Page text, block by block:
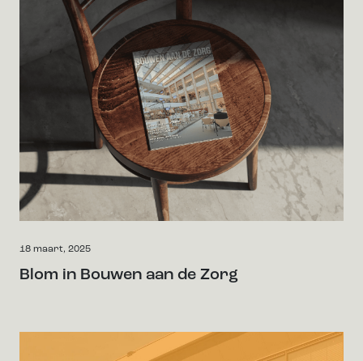
18 maart, 2025
Blom in Bouwen aan de Zorg